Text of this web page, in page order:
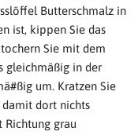
Butterschmalz in
ist, kippen Sie das
Sie mit dem
gleichmäßig in der
um. Kratzen Sie
damit dort nichts
Richtung grau